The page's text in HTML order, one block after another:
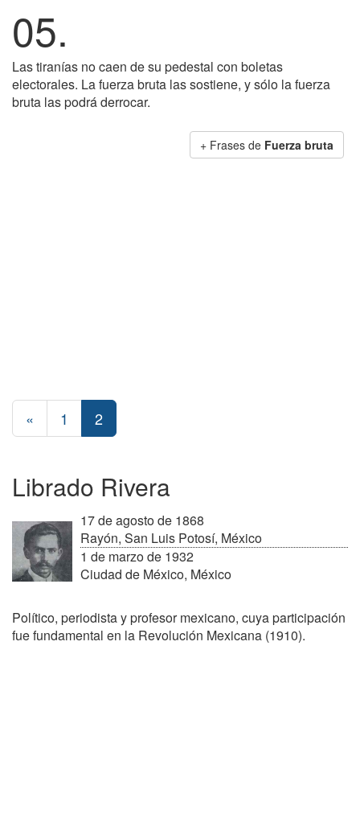
05.
Las tiranías no caen de su pedestal con boletas
electorales. La fuerza bruta las sostiene, y sólo la fuerza
bruta las podrá derrocar.
+ Frases de Fuerza bruta
« 1 2
Librado Rivera
17 de agosto de 1868
Rayón, San Luis Potosí, México
1 de marzo de 1932
Ciudad de México, México
Político, periodista y profesor mexicano, cuya participación
fue fundamental en la Revolución Mexicana (1910).